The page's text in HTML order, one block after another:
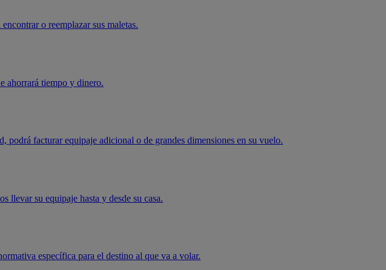
o reemplazar sus maletas.
ahorrará tiempo y dinero.
facturar equipaje adicional o de grandes dimensiones en su vuelo.
llevar su equipaje hasta y desde su casa.
específica para el destino al que va a volar.